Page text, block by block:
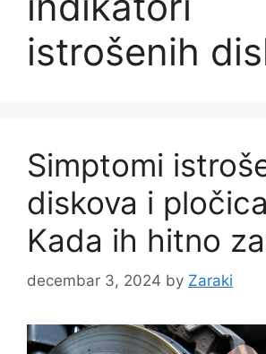
istrošenih
Simptomi
diskova i
Kada ih hitno
decembar 3, 2024 by Zaraki